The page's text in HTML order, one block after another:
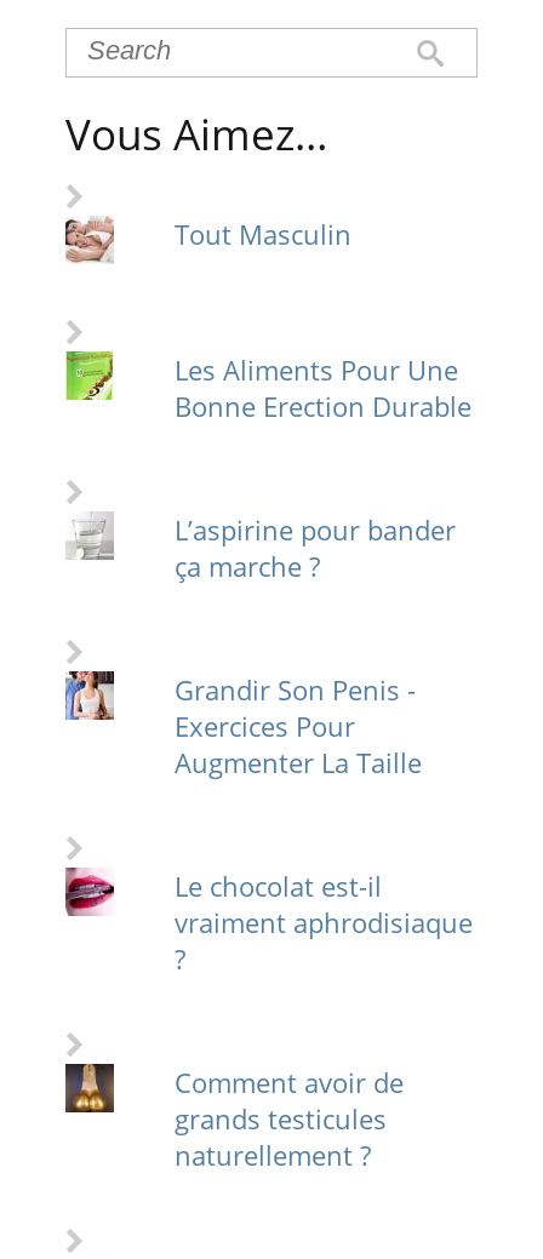
Vous Aimez…
Tout Masculin
Les Aliments Pour Une
Bonne Erection Durable
L’aspirine pour bander
ça marche ?
Grandir Son Penis -
Exercices Pour
Augmenter La Taille
Le chocolat est-il
vraiment aphrodisiaque
?
Comment avoir de
grands testicules
naturellement ?